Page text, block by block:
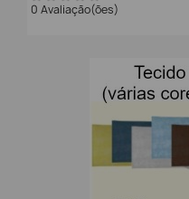
0 Avaliação(ões)